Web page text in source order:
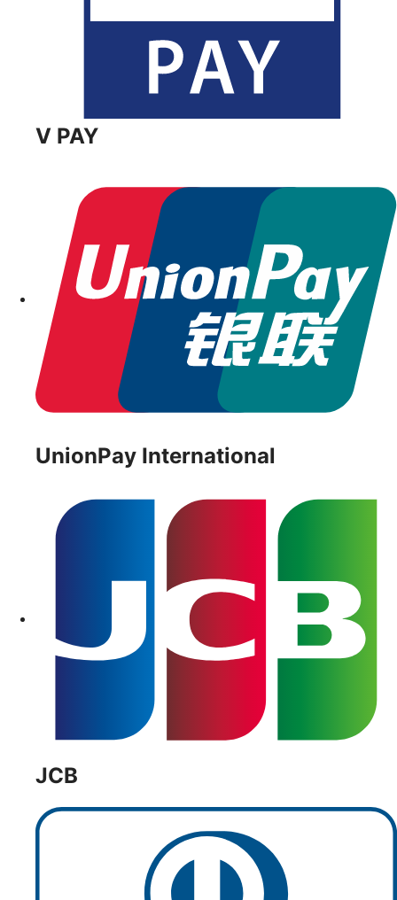
V PAY
UnionPay International
JCB